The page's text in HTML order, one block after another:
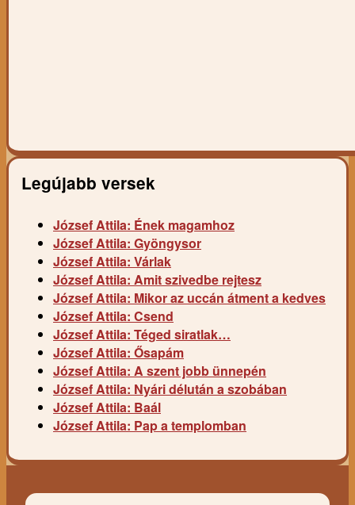
Legújabb versek
József Attila: Ének magamhoz
József Attila: Gyöngysor
József Attila: Várlak
József Attila: Amit szivedbe rejtesz
József Attila: Mikor az uccán átment a kedves
József Attila: Csend
József Attila: Téged siratlak…
József Attila: Ősapám
József Attila: A szent jobb ünnepén
József Attila: Nyári délután a szobában
József Attila: Baál
József Attila: Pap a templomban